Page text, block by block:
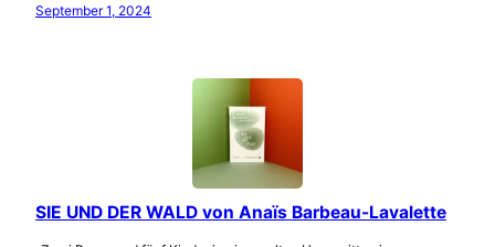
September 1, 2024
SIE UND DER WALD von Anaïs Barbeau-Lavalette